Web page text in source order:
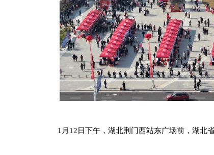
1月12日下午，湖北荆门西站东广场前，湖北